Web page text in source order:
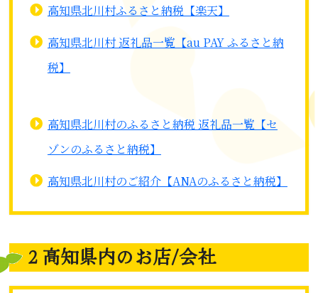
高知県北川村ふるさと納税【楽天】
高知県北川村 返礼品一覧【au PAY ふるさと納
税】
高知県北川村のふるさと納税 返礼品一覧【セ
ゾンのふるさと納税】
高知県北川村のご紹介【ANAのふるさと納税】
２高知県内のお店/会社